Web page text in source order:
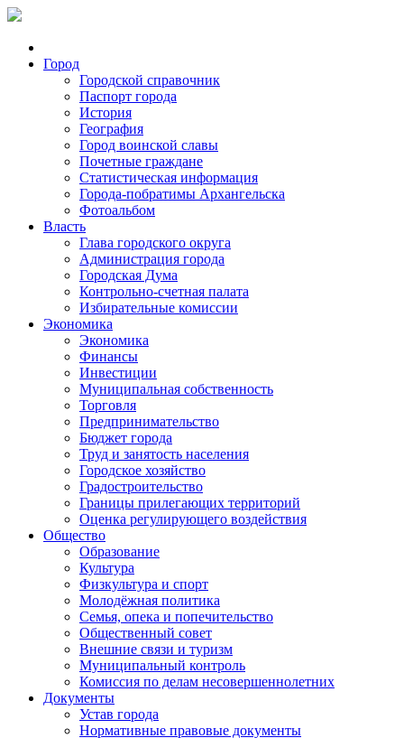
Город
Городской справочник
Паспорт города
История
География
Город воинской славы
Почетные граждане
Статистическая информация
Города-побратимы Архангельска
Фотоальбом
Власть
Глава городского округа
Администрация города
Городская Дума
Контрольно-счетная палата
Избирательные комиссии
Экономика
Экономика
Финансы
Инвестиции
Муниципальная собственность
Торговля
Предпринимательство
Бюджет города
Труд и занятость населения
Городское хозяйство
Градостроительство
Границы прилегающих территорий
Оценка регулирующего воздействия
Общество
Образование
Культура
Физкультура и спорт
Молодёжная политика
Семья, опека и попечительство
Общественный совет
Внешние связи и туризм
Муниципальный контроль
Комиссия по делам несовершеннолетних
Документы
Устав города
Нормативные правовые документы